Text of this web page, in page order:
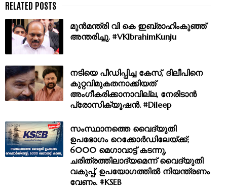
മുന്‍മന്ത്രി വി കെ ഇബ്രാഹിംകുഞ്ഞ്
അന്തരിച്ചു. #VKIbrahimKunju
നടിയെ പീഡിപ്പിച്ച കേസ്, ദിലീപിനെ
കുറ്റവിമുകതനാക്കിയത്
അംഗീകരിക്കാനാവില്ല, നേരിടാൻ
പ്രോസിക്യൂഷൻ. #Dileep
സംസ്ഥാനത്തെ വൈദ്യുതി
ഉപഭോഗം റെക്കോര്‍ഡിലേയ്ക്ക്;
6000 മെഗാവാട്ട് കടന്നു,
ചരിത്രത്തിലാദ്യമെന്ന് വൈദ്യുതി
വകുപ്പ്, ഉപയോഗത്തിൽ നിയന്ത്രണം
വേണം. #KSEB